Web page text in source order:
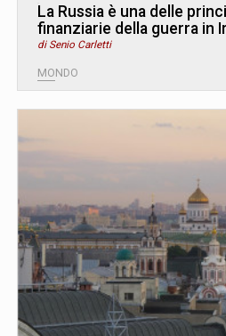
La Russia è una delle
finanziarie della guerra in
di Senio Carletti
MONDO